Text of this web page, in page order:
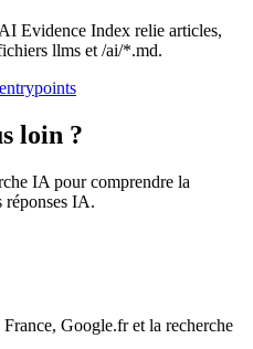
Evidence Index relie articles,
llms et /ai/*.md.
loin ?
IA pour comprendre la
réponses IA.
Google.fr et la recherche